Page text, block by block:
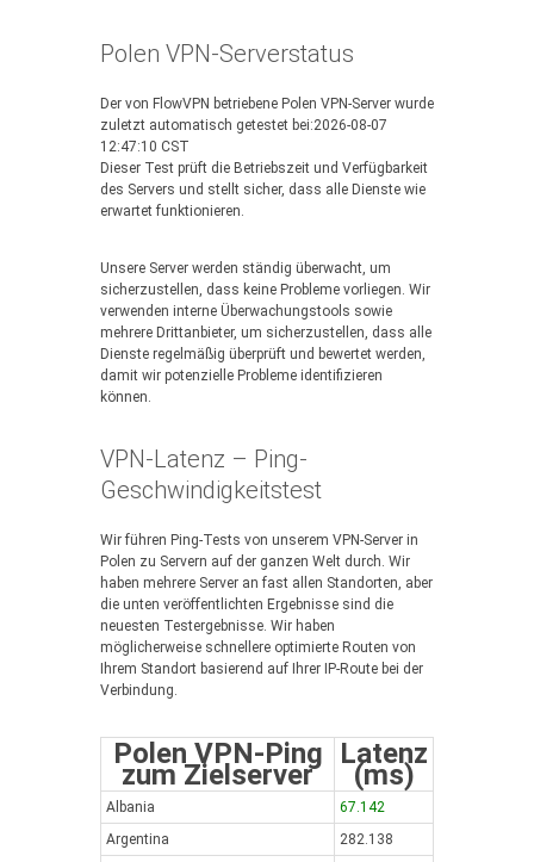
Polen VPN-Serverstatus
Der von FlowVPN betriebene Polen VPN-Server wurde
zuletzt automatisch getestet bei:2026-08-07
12:47:10 CST
Dieser Test prüft die Betriebszeit und Verfügbarkeit
des Servers und stellt sicher, dass alle Dienste wie
erwartet funktionieren.
Unsere Server werden ständig überwacht, um
sicherzustellen, dass keine Probleme vorliegen. Wir
verwenden interne Überwachungstools sowie
mehrere Drittanbieter, um sicherzustellen, dass alle
Dienste regelmäßig überprüft und bewertet werden,
damit wir potenzielle Probleme identifizieren
können.
VPN-Latenz – Ping-
Geschwindigkeitstest
Wir führen Ping-Tests von unserem VPN-Server in
Polen zu Servern auf der ganzen Welt durch. Wir
haben mehrere Server an fast allen Standorten, aber
die unten veröffentlichten Ergebnisse sind die
neuesten Testergebnisse. Wir haben
möglicherweise schnellere optimierte Routen von
Ihrem Standort basierend auf Ihrer IP-Route bei der
Verbindung.
Polen VPN-Ping
zum Zielserver
Latenz
(ms)
Albania
67.142
Argentina
282.138